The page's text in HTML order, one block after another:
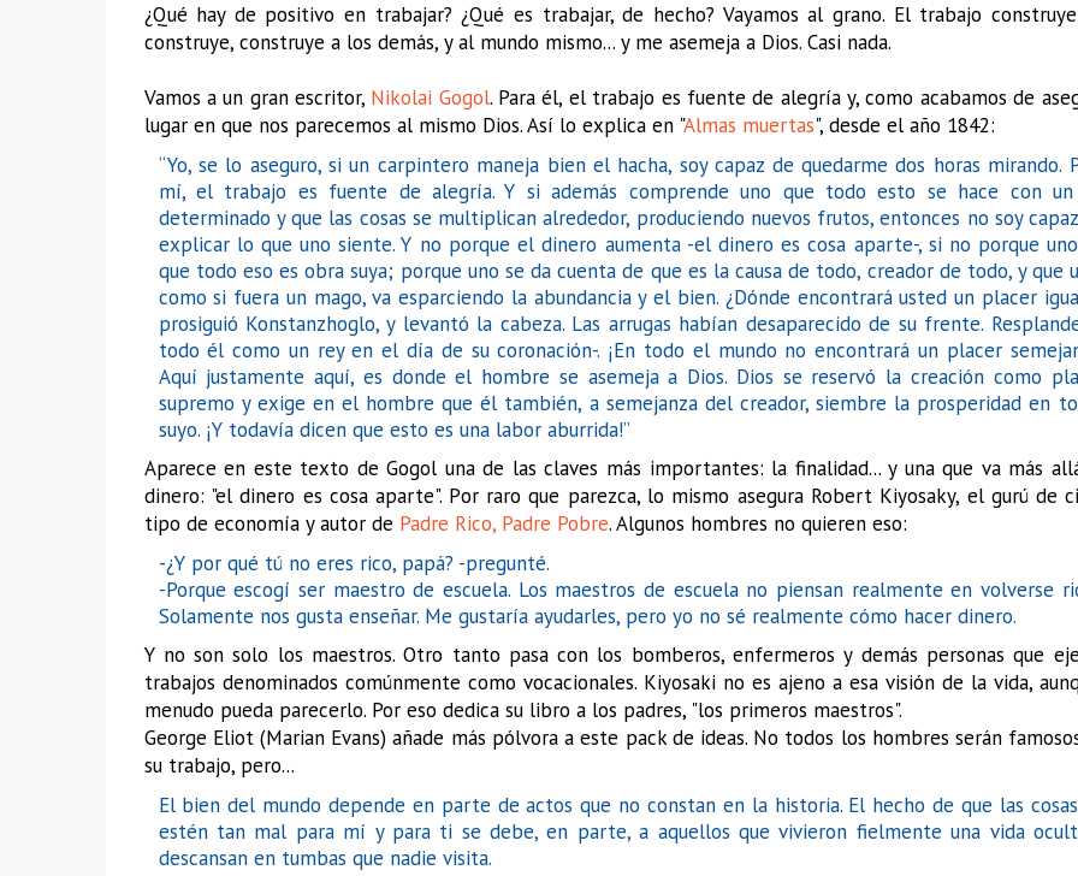
¿Qué hay de positivo en trabajar? ¿Qué es trabajar, de hecho? Vayamos al grano. El trabajo
construye, construye a los demás, y al mundo mismo... y me asemeja a Dios. Casi nada.
Vamos a un gran escritor, Nikolai Gogol. Para él, el trabajo es fuente de alegría y, como acabamos de
lugar en que nos parecemos al mismo Dios. Así lo explica en "Almas muertas", desde el año 1842:
“Yo, se lo aseguro, si un carpintero maneja bien el hacha, soy capaz de quedarme dos horas mirando.
mí, el trabajo es fuente de alegría. Y si además comprende uno que todo esto se hace con
determinado y que las cosas se multiplican alrededor, produciendo nuevos frutos, entonces no soy
explicar lo que uno siente. Y no porque el dinero aumenta -el dinero es cosa aparte-, si no porque
que todo eso es obra suya; porque uno se da cuenta de que es la causa de todo, creador de todo, y que
como si fuera un mago, va esparciendo la abundancia y el bien. ¿Dónde encontrará usted un placer
prosiguió Konstanzhoglo, y levantó la cabeza. Las arrugas habían desaparecido de su frente.
todo él como un rey en el día de su coronación-. ¡En todo el mundo no encontrará un placer
Aquí justamente aquí, es donde el hombre se asemeja a Dios. Dios se reservó la creación como
supremo y exige en el hombre que él también, a semejanza del creador, siembre la prosperidad en
suyo. ¡Y todavía dicen que esto es una labor aburrida!”
Aparece en este texto de Gogol una de las claves más importantes: la finalidad... y una que va más
dinero: "el dinero es cosa aparte". Por raro que parezca, lo mismo asegura Robert Kiyosaky, el gurú de
tipo de economía y autor de Padre Rico, Padre Pobre. Algunos hombres no quieren eso:
-¿Y por qué tú no eres rico, papá? -pregunté.
-Porque escogí ser maestro de escuela. Los maestros de escuela no piensan realmente en volverse
Solamente nos gusta enseñar. Me gustaría ayudarles, pero yo no sé realmente cómo hacer dinero.
Y no son solo los maestros. Otro tanto pasa con los bomberos, enfermeros y demás personas que
trabajos denominados comúnmente como vocacionales. Kiyosaki no es ajeno a esa visión de la vida,
menudo pueda parecerlo. Por eso dedica su libro a los padres, "los primeros maestros".
George Eliot (Marian Evans) añade más pólvora a este pack de ideas. No todos los hombres serán
su trabajo, pero...
El bien del mundo depende en parte de actos que no constan en la historia. El hecho de que las
estén tan mal para mí y para ti se debe, en parte, a aquellos que vivieron fielmente una vida
descansan en tumbas que nadie visita.